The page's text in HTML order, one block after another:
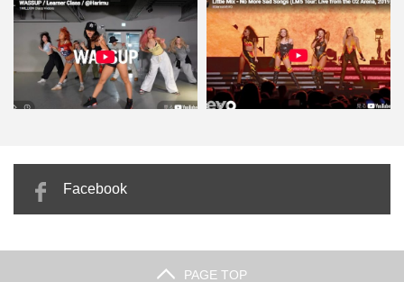
リトル・ミックス「No More Sad
Facebook
PAGE TOP